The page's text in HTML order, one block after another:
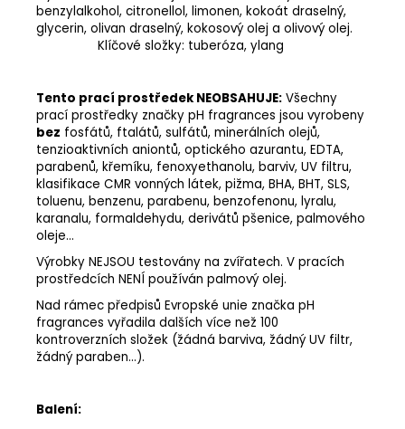
benzylalkohol, citronellol, limonen, kokoát draselný,
glycerin, olivan draselný, kokosový olej a olivový olej.
Klíčové složky: tuberóza, ylang
Tento prací prostředek NEOBSAHUJE: Všechny
prací prostředky značky pH fragrances jsou vyrobeny
bez fosfátů, ftalátů, sulfátů, minerálních olejů,
tenzioaktivních aniontů, optického azurantu, EDTA,
parabenů, křemíku, fenoxyethanolu, barviv, UV filtru,
klasifikace CMR vonných látek, pižma, BHA, BHT, SLS,
toluenu, benzenu, parabenu, benzofenonu, lyralu,
karanalu, formaldehydu, derivátů pšenice, palmového
oleje...
Výrobky NEJSOU testovány na zvířatech. V pracích
prostředcích NENÍ používán palmový olej.
Nad rámec předpisů Evropské unie značka pH
fragrances vyřadila dalších více než 100
kontroverzních složek (žádná barviva, žádný UV filtr,
žádný paraben...).
Balení: